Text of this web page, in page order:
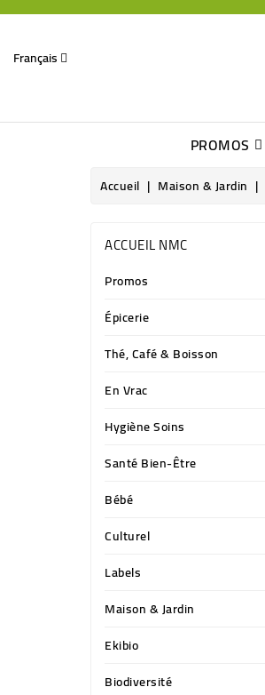
Français
PROMOS
Accueil Maison & Jardin
ACCUEIL NMC
Promos
Épicerie
Thé, Café & Boisson
En Vrac
Hygiène Soins
Santé Bien-Être
Bébé
Culturel
Labels
Maison & Jardin
Ekibio
Biodiversité